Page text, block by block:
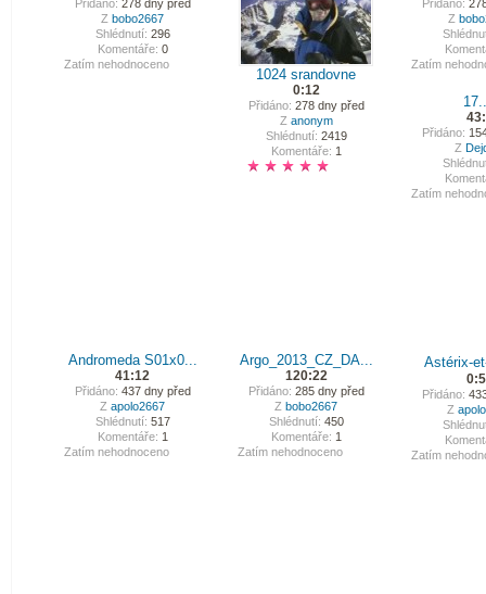
Přidáno: 278 dny před
Z bobo2667
Shlédnutí: 296
Komentáře: 0
Zatím nehodnoceno
1024 srandovne
0:12
Přidáno: 278 dny před
Z anonym
Shlédnutí: 2419
Komentáře: 1
Přidáno:
Z
Zatím
Přidáno:
Z
Zatím
Andromeda S01x0...
41:12
Přidáno: 437 dny před
Z apolo2667
Shlédnutí: 517
Komentáře: 1
Zatím nehodnoceno
Argo_2013_CZ_DA...
120:22
Přidáno: 285 dny před
Z bobo2667
Shlédnutí: 450
Komentáře: 1
Zatím nehodnoceno
Astérix-
Přidáno:
Z
Zatím